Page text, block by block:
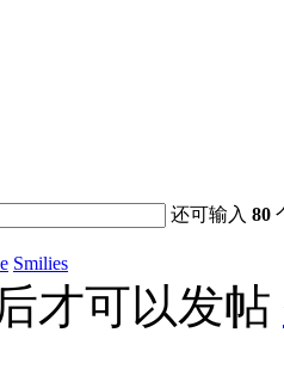
还可输入80
Smilies
才可以发帖